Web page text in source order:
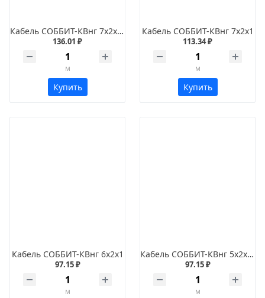
Кабель СОББИТ-КВнг 7х2х1,2
136.01 ₽
м
Купить
Кабель СОББИТ-КВнг 7х2х1
113.34 ₽
м
Купить
Кабель СОББИТ-КВнг 6х2х1
97.15 ₽
м
Кабель СОББИТ-КВнг 5х2х1,2
97.15 ₽
м